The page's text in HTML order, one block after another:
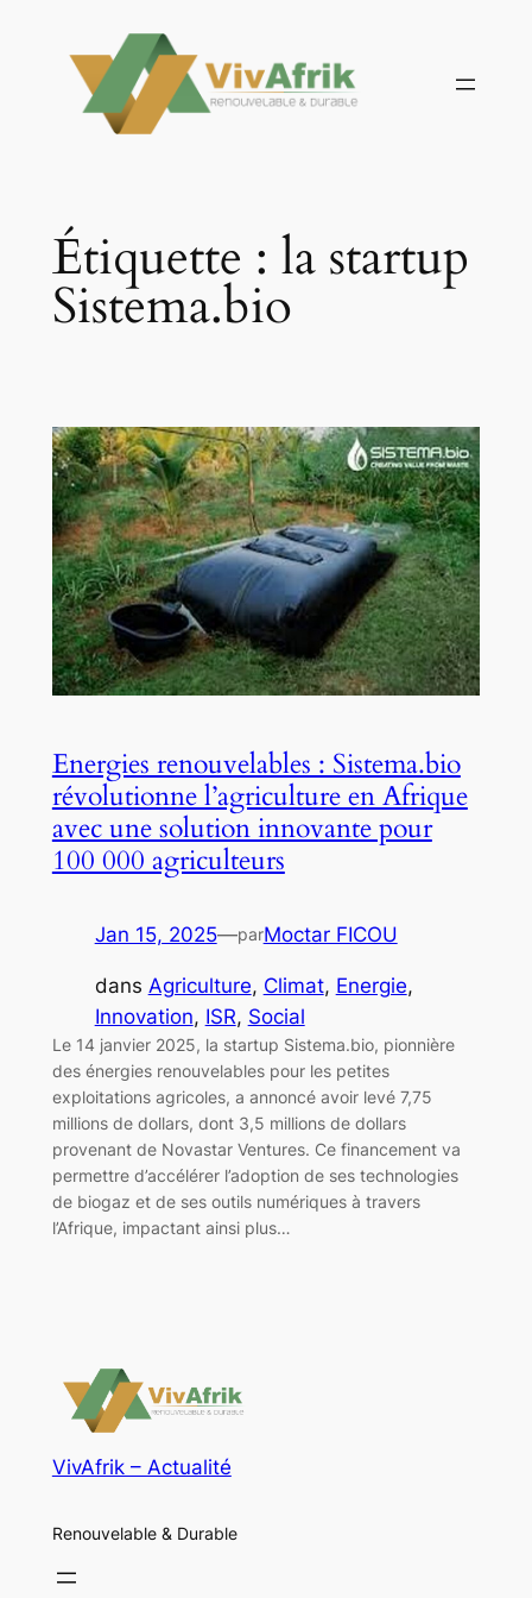
contenu
Étiquette : la startup
Sistema.bio
Energies renouvelables : Sistema.bio
révolutionne l’agriculture en Afrique
avec une solution innovante pour
100 000 agriculteurs
Jan 15, 2025—parMoctar FICOU
dans Agriculture, Climat, Energie
Innovation, ISR, Social
Le 14 janvier 2025, la startup Sistema.bio, pionnière
des énergies renouvelables pour les petites
exploitations agricoles, a annoncé avoir levé 7,75
millions de dollars, dont 3,5 millions de dollars
provenant de Novastar Ventures. Ce financement va
permettre d’accélérer l’adoption de ses technologies
de biogaz et de ses outils numériques à travers
l’Afrique, impactant ainsi plus…
VivAfrik – Actualité
Renouvelable & Durable